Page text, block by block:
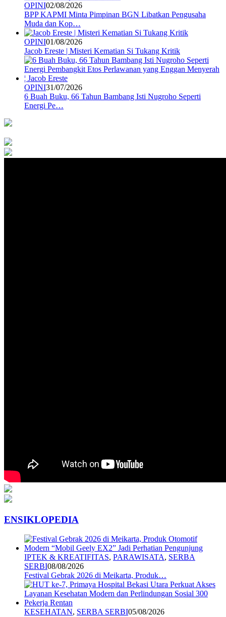
OPINI02/08/2026
BPP KAPMI Minta Pimpinan BGN Libatkan Pengusaha
Muda dan Kop…
OPINI01/08/2026
Jacob Ereste | Misteri Kematian Si Tukang Kritik
OPINI31/07/2026
6 Buah Buku, 66 Tahun Bambang Isti Nugroho Seperti
Energi Pe…
ENSIKLOPEDIA
IPTEK & KREATIFITAS, PARAWISATA, SERBA
SERBI08/08/2026
Festival Gebrak 2026 di Meikarta, Produk…
KESEHATAN, SERBA SERBI05/08/2026